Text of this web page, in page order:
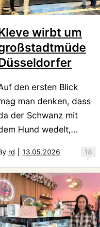
wirbt um
den ersten Blick
man denken, dass
der Schwanz mit
Hund wedelt,…
18
rd 13.05.2026